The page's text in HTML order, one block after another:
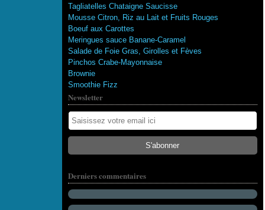
Tagliatelles Chataigne Saucisse
Mousse Citron, Riz au Lait et Fruits Rouges
Boeuf aux Carottes
Meringues sauce Banane-Caramel
Salade de Foie Gras, Girolles et Fèves
Pinchos Crabe-Mayonnaise
Brownie
Smoothie Fizz
Newsletter
Derniers commentaires